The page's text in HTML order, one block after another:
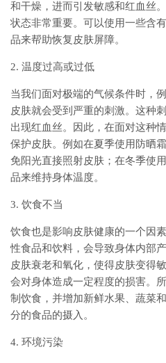
和干燥，进而引发敏感和红血丝
状态非常重要。可以使用一些含
品来帮助恢复皮肤屏障。
2. 温度过高或过低
当我们面对极端的气候条件时，
皮肤就会受到严重的刺激。这种
出现红血丝。因此，在面对这种
保护皮肤。例如在夏季使用防晒
免阳光直接照射皮肤；在冬季使
品来维持身体温度。
3. 饮食不当
饮食也是影响皮肤健康的一个因
性食品和饮料，会导致身体内部
皮肤衰老和氧化，使得皮肤变得
会对身体造成一定程度的损害。
制饮食，并增加新鲜水果、蔬菜
分的食品的摄入。
4. 环境污染